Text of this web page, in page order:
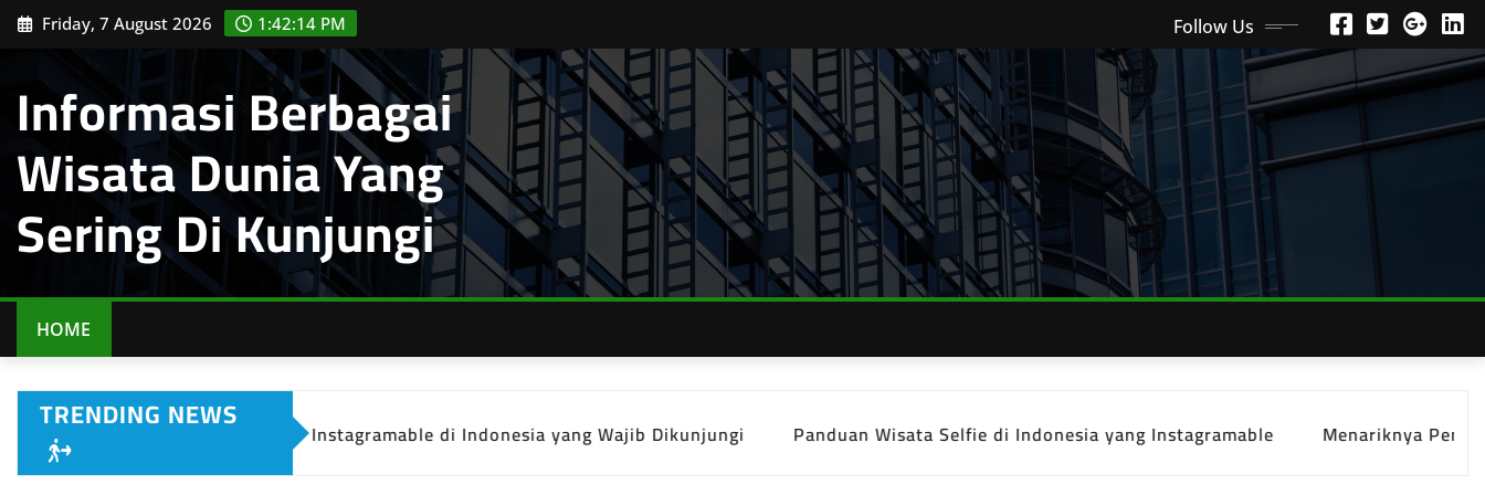
Skip Friday, 7 August 2026 1:42:15 PM Follow Us
Informasi Berbagai
Wisata Dunia Yang
Sering Di Kunjungi
HOME
TRENDING NEWS
10 Destinasi Wisata Instagramable di Indonesia yang Wajib Dikunjungi Panduan Wisata Selfie di Indonesia yang Instagramable Menariknya Pengalaman